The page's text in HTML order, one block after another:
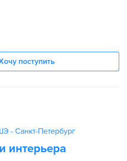
поступить
- Санкт-Петербург
интерьера